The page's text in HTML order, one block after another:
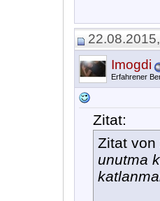
Imogdi
Erfahrener
Zitat:
Zitat von
unutma